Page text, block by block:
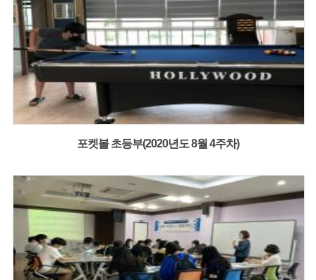
포켓볼 초등부(2020년도 8월 4주차)